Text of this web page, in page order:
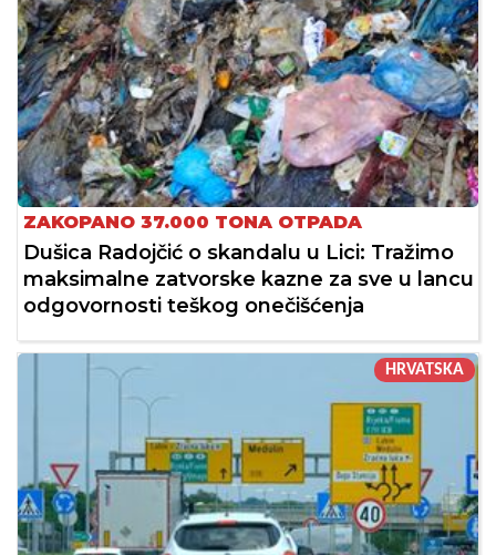
ZAKOPANO 37.000 TONA OTPADA
Dušica Radojčić o skandalu u Lici: Tražimo
maksimalne zatvorske kazne za sve u lancu
odgovornosti teškog onečišćenja
HRVATSKA